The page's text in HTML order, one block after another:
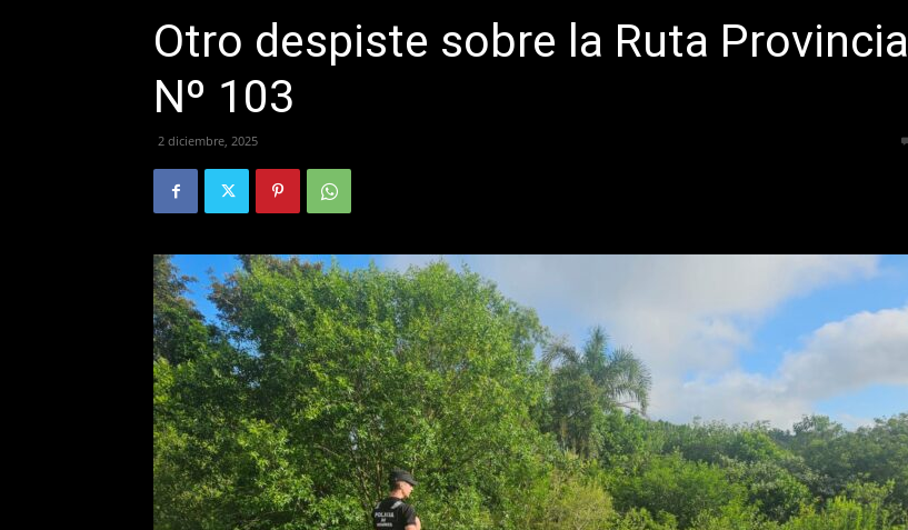
Otro despiste sobre la Ruta Provincial
Nº 103
2 diciembre, 2025